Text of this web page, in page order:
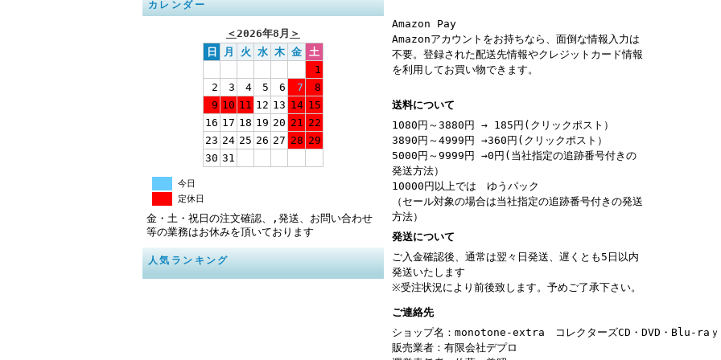
カレンダー
＜2026年8月 ＞
日
月 火 水 木 金 土
1
2
3 4 5 6 7
8
9 10 11 12 13 14 15
16 17 18 19 20 21 22
23 24 25 26 27 28 29
30 31
今日
定休日
金・土・祝日の注文確認、,発送、お問い合わせ
等の業務はお休みを頂いております
人気ランキング
Amazon Pay
Amazonアカウントをお持ちなら、面倒な情報入力は
不要。登録された配送先情報やクレジットカード情報
を利用してお買い物できます。
送料について
1080円～3880円 → 185円(クリックポスト）
3890円～4999円 →360円(クリックポスト）
5000円～9999円 →0円(当社指定の追跡番号付きの
発送方法）
10000円以上では ゆうパック
（セール対象の場合は当社指定の追跡番号付きの発送
方法）
発送について
ご入金確認後、通常は翌々日発送、遅くとも5日以内
発送いたします
※受注状況により前後致します。予めご了承下さい。
ご連絡先
ショップ名：monotone-extra コレクターズCD・DVD・Blu-raｙ
販売業者：有限会社デプロ